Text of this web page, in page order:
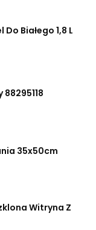
Białego 1,8 L
88295118
35x50cm
Witryna Z